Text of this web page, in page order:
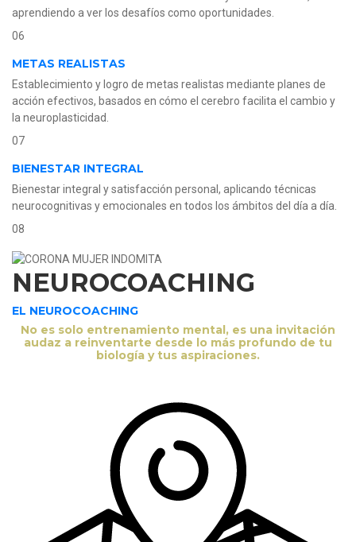
aprendiendo a ver los desafíos como oportunidades.
06
METAS REALISTAS
Establecimiento y logro de metas realistas mediante planes de
acción efectivos, basados en cómo el cerebro facilita el cambio y
la neuroplasticidad.
07
BIENESTAR INTEGRAL
Bienestar integral y satisfacción personal, aplicando técnicas
neurocognitivas y emocionales en todos los ámbitos del día a día.
08
NEUROCOACHING
EL NEUROCOACHING
No es solo entrenamiento mental, es una invitación
audaz a reinventarte desde lo más profundo de tu
biología y tus aspiraciones.